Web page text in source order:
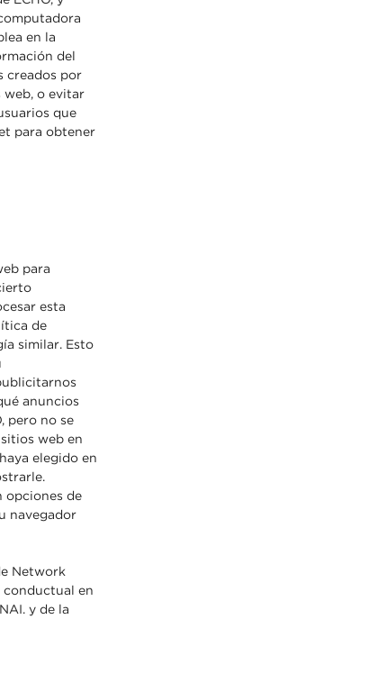
en la
del
creados por
web, o evitar
que
para obtener
para
esta
de
similar. Esto
anuncios
pero no se
web en
elegido en
opciones de
navegador
Network
en
y de la